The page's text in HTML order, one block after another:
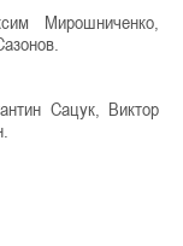
Мирошниченко,
Сацук, Виктор